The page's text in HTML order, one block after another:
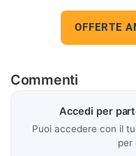
OFFERTE
Commenti
Accedi per
Puoi accedere con il
per